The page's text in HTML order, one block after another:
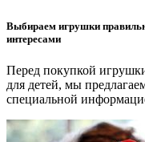
Выбираем игрушки
интересами
Перед покупкой
для детей, мы
специальной